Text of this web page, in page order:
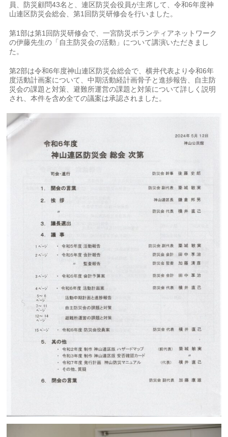
員、防災顧問43名と、連区防災会役員が主席して、令和6年度神
山連区防災会総会、第1回防災研修会を行いました。
第1部は第1回防災研修会で、一宮防災ボランティアネットワーク
の伊藤先生の「自主防災会の活動」について講演いただきまし
た。
第2部は令和6年度神山連区防災会総会で、横井代表より令和6年
度活動計画案について、中期活動経計画骨子と進捗報告、自主防
災会の課題と対策、避難所運営の課題と対策について詳しく説明
され、本件を含め全ての議案は承認されました。